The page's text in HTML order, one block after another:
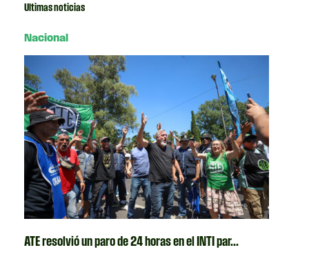
Ultimas noticias
Nacional
ATE resolvió un paro de 24 horas en el INTI par...